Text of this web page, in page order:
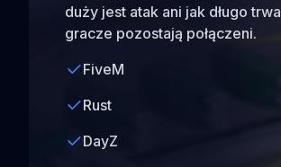
duży jest atak ani jak długo
gracze pozostają połączeni.
FiveM
Rust
DayZ